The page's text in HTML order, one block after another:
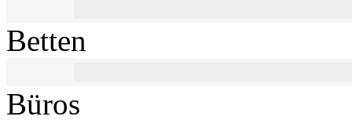
Betten
Büros